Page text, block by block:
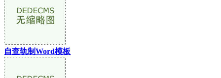
自查轨制Word模板